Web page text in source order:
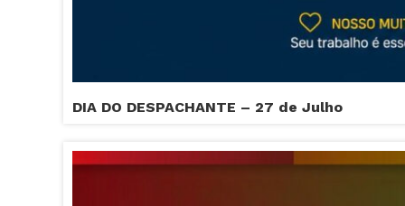
DIA DO DESPACHANTE – 27 de Julho